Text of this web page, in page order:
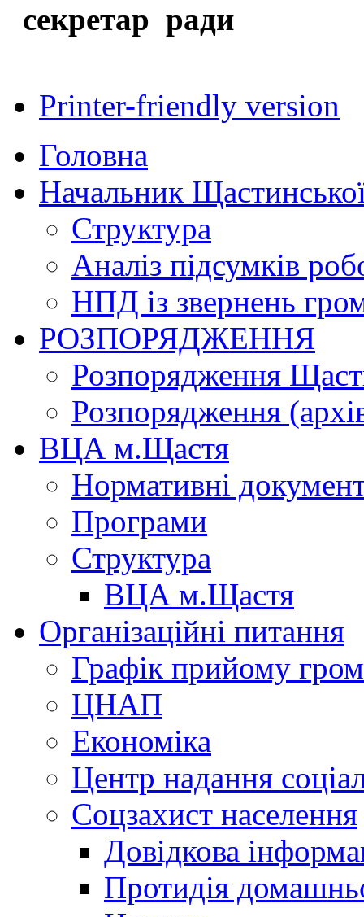
секретар
Printer-friendly version
Головна
Начальник
Структура
Аналіз підсумків
НПД із звернень
РОЗПОРЯДЖЕННЯ
Розпорядження
Розпорядження
ВЦА м.Щастя
Нормативні
Програми
Структура
ВЦА м.Щастя
Організаційні питання
Графік прийому
ЦНАП
Економіка
Центр надання
Соцзахист населення
Довідкова
Протидія